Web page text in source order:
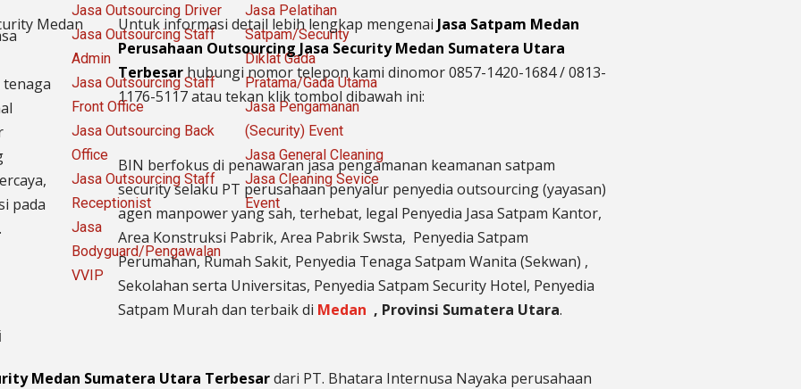
tenaga
pada
Jasa Outsourcing Driver
Jasa Outsourcing Staff
Admin
Jasa Outsourcing Staff
Front Office
Jasa Outsourcing Back
Office
Jasa Outsourcing Staff
Receptionist
Jasa
Bodyguard/Pengawalan
VVIP
Jasa Pelatihan
Satpam/Security
Diklat Gada
Pratama/Gada Utama
Jasa Pengamanan
(Security) Event
Jasa General Cleaning
Jasa Cleaning Sevice
Event
Untuk informasi detail lebih lengkap mengenai Jasa Satpam Medan
Perusahaan Outsourcing Jasa Security Medan Sumatera Utara
Terbesarhubungi nomor telepon kami dinomor 0857-1420-1684 / 0813-
1176-5117 atau tekan klik tombol dibawah ini:
BIN berfokus di penawaran jasa pengamanan keamanan satpam
security selaku PT perusahaan penyalur penyedia outsourcing (yayasan)
agen manpower yang sah, terhebat, legal Penyedia Jasa Satpam Kantor,
Area Konstruksi Pabrik, Area Pabrik Swsta, Penyedia Satpam
Perumahan, Rumah Sakit, Penyedia Tenaga Satpam Wanita (Sekwan) ,
Sekolahan serta Universitas, Penyedia Satpam Security Hotel, Penyedia
Satpam Murah dan terbaik di Medan , Provinsi Sumatera Utara.
Medan Sumatera Utara Terbesardari PT. Bhatara Internusa Nayaka perusahaan